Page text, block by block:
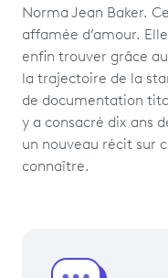
Norma Jean Baker.
affamée d’amour.
enfin trouver grâce
la trajectoire de la
de documentation
y a consacré dix ans
un nouveau récit sur
connaître.